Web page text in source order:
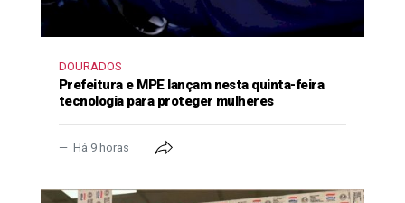
DOURADOS
Prefeitura e MPE lançam nesta quinta-feira
tecnologia para proteger mulheres
Há 9 horas